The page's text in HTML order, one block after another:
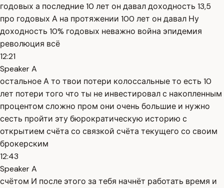
годовых а последние 10 лет он давал доходность 13,5
про годовых А на протяжении 100 лет он давал Ну
доходность 10% годовых неважно война эпидемия
революция всё
12:21
Speaker A
остальное А то твои потери колоссальные то есть 10
лет потери того что ты не инвестировал с накопленным
процентом сложно пром они очень большие и нужно
сесть пройти эту бюрократическую историю с
открытием счёта со связкой счёта текущего со своим
брокерским
12:43
Speaker A
счётом И после этого за тебя начнёт работать время и